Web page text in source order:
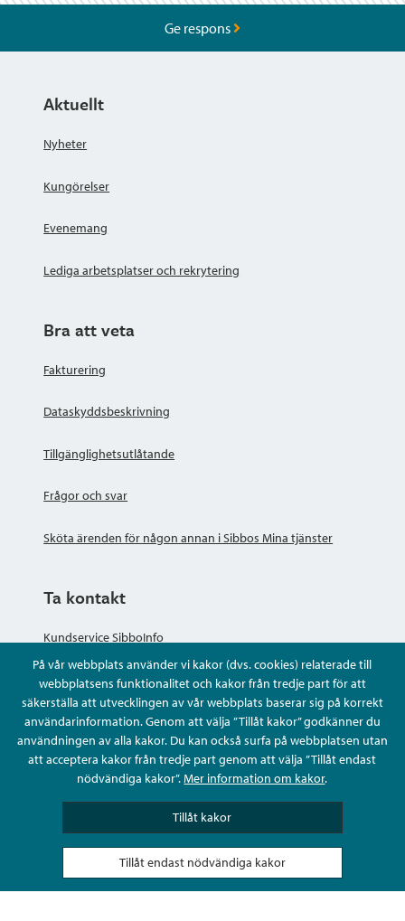
På vår webbplats använder vi kakor (dvs. cookies) relaterade till
webbplatsens funktionalitet och kakor från tredje part för att
säkerställa att utvecklingen av vår webbplats baserar sig på korrekt
användarinformation. Genom att välja ”Tillåt kakor” godkänner du
användningen av alla kakor. Du kan också surfa på webbplatsen utan
att acceptera kakor från tredje part genom att välja ”Tillåt endast
nödvändiga kakor”.Mer information om kakor.
Tillåt kakor
Tillåt endast nödvändiga kakor
Ge respons
Aktuellt
Nyheter
Kungörelser
Evenemang
Lediga arbetsplatser och rekrytering
Bra att veta
Fakturering
Dataskyddsbeskrivning
Tillgänglighetsutlåtande
Frågor och svar
Sköta ärenden för någon annan i Sibbos Mina tjänster
Ta kontakt
Kundservice SibboInfo
Ge anonym respons
Ställ en fråga eller sköta ditt ärende
Kontaktuppgifter